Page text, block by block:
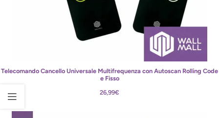
Telecomando Cancello Universale Multifrequenza con Autoscan Rolling Code
e Fisso
26,99€